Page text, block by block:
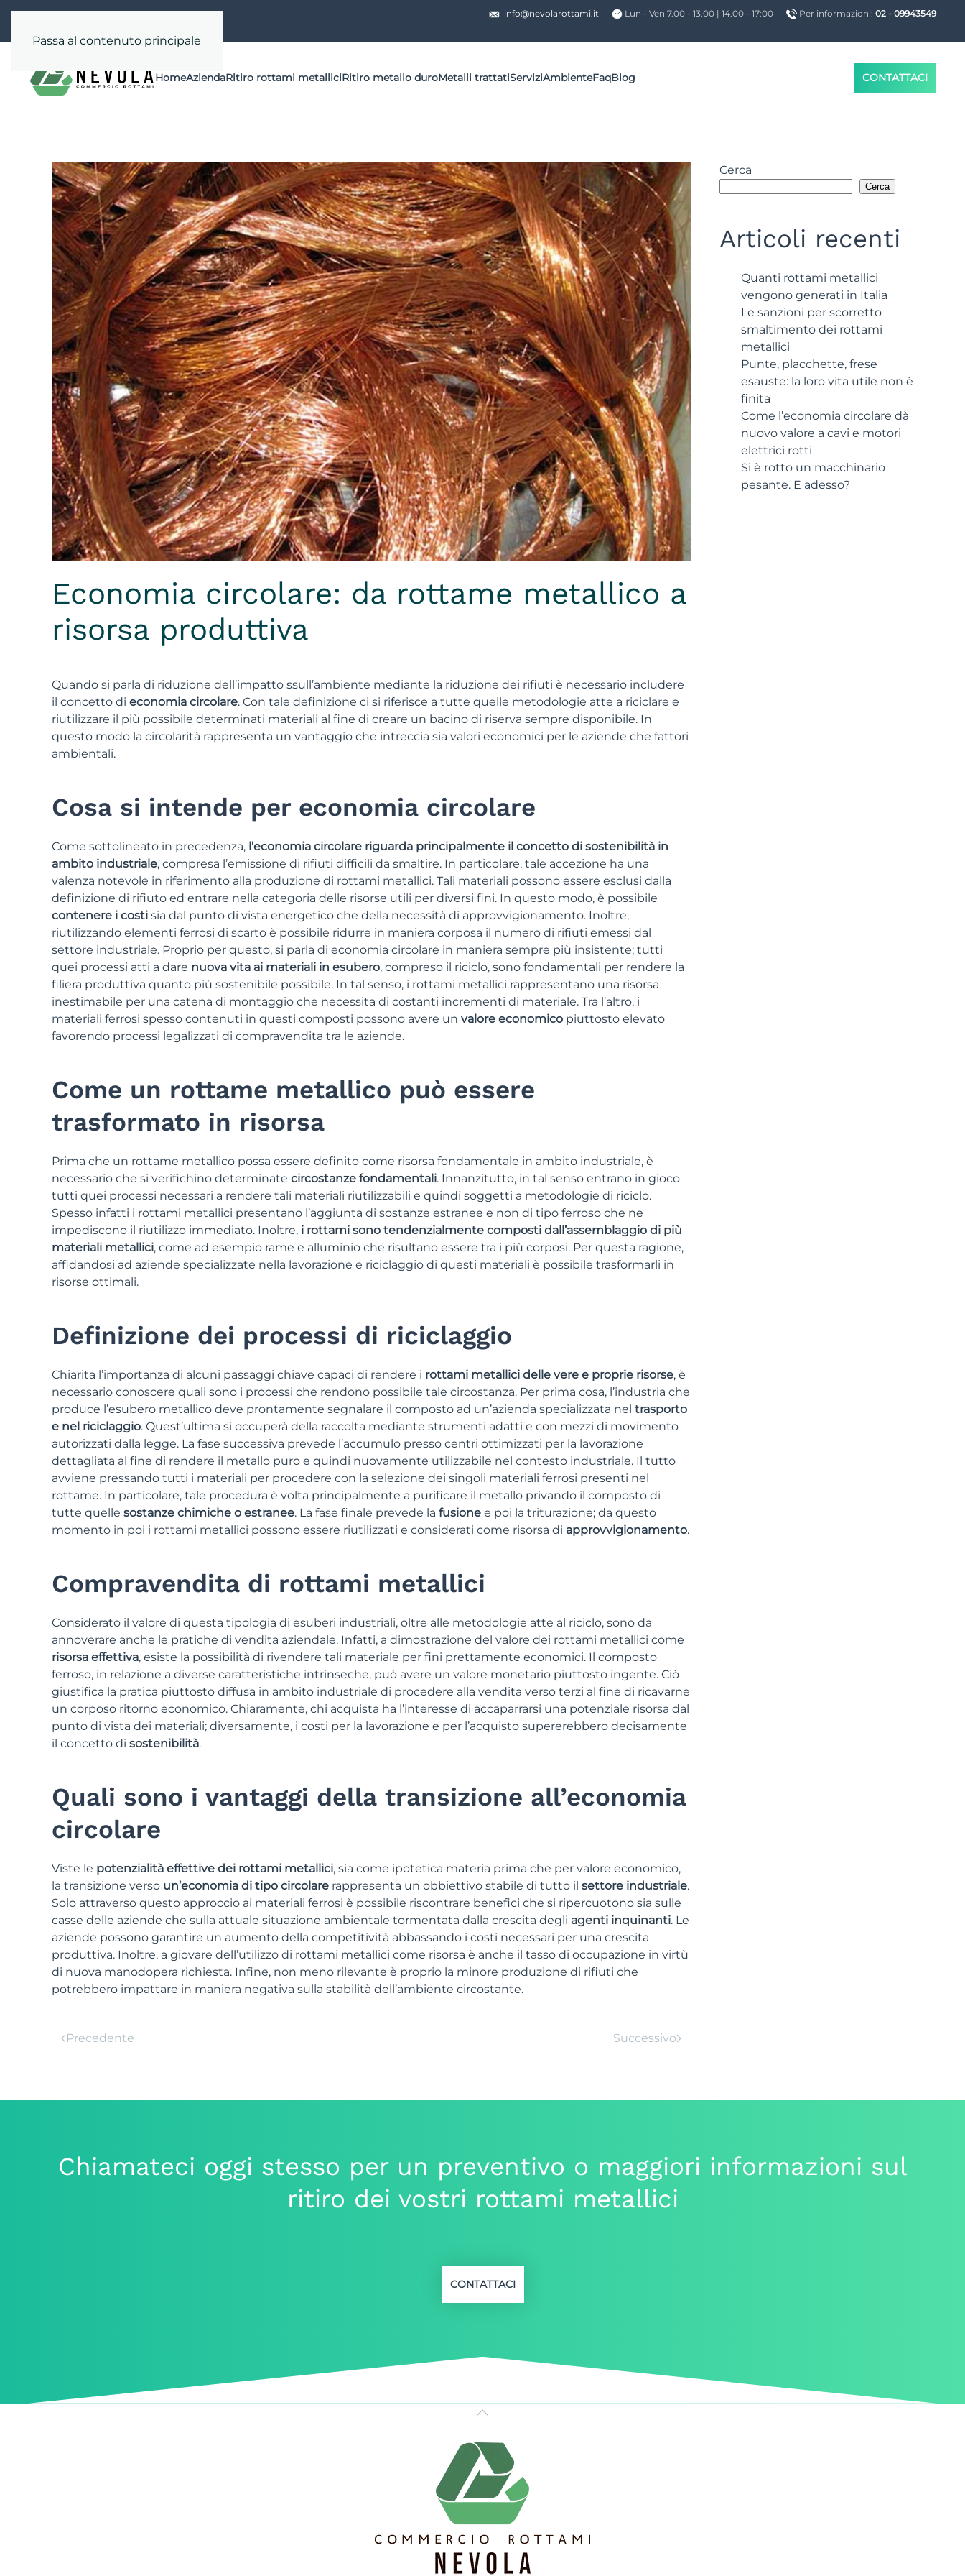
Passa al contenuto principale
info@nevolarottami.it Lun - Ven 7.00 - 13.00 | 14.00 - 17:00 Per informazioni: 02 - 09943549
HomeAziendaRitiro rottami metalliciRitiro metallo duroMetalli trattatiServiziAmbienteFaqBlog CONTATTACI
Economia circolare: da rottame metallico a
risorsa produttiva
Quando si parla di riduzione dell’impatto ssull’ambiente mediante la riduzione dei rifiuti è necessario includere
il concetto di economia circolare. Con tale definizione ci si riferisce a tutte quelle metodologie atte a riciclare e
riutilizzare il più possibile determinati materiali al fine di creare un bacino di riserva sempre disponibile. In
questo modo la circolarità rappresenta un vantaggio che intreccia sia valori economici per le aziende che fattori
ambientali.
Cosa si intende per economia circolare
Come sottolineato in precedenza, l’economia circolare riguarda principalmente il concetto di sostenibilità in
ambito industriale, compresa l’emissione di rifiuti difficili da smaltire. In particolare, tale accezione ha una
valenza notevole in riferimento alla produzione di rottami metallici. Tali materiali possono essere esclusi dalla
definizione di rifiuto ed entrare nella categoria delle risorse utili per diversi fini. In questo modo, è possibile
contenere i costi sia dal punto di vista energetico che della necessità di approvvigionamento. Inoltre,
riutilizzando elementi ferrosi di scarto è possibile ridurre in maniera corposa il numero di rifiuti emessi dal
settore industriale. Proprio per questo, si parla di economia circolare in maniera sempre più insistente; tutti
quei processi atti a dare nuova vita ai materiali in esubero, compreso il riciclo, sono fondamentali per rendere la
filiera produttiva quanto più sostenibile possibile. In tal senso, i rottami metallici rappresentano una risorsa
inestimabile per una catena di montaggio che necessita di costanti incrementi di materiale. Tra l’altro, i
materiali ferrosi spesso contenuti in questi composti possono avere un valore economico piuttosto elevato
favorendo processi legalizzati di compravendita tra le aziende.
Come un rottame metallico può essere
trasformato in risorsa
Prima che un rottame metallico possa essere definito come risorsa fondamentale in ambito industriale, è
necessario che si verifichino determinate circostanze fondamentali. Innanzitutto, in tal senso entrano in gioco
tutti quei processi necessari a rendere tali materiali riutilizzabili e quindi soggetti a metodologie di riciclo.
Spesso infatti i rottami metallici presentano l’aggiunta di sostanze estranee e non di tipo ferroso che ne
impediscono il riutilizzo immediato. Inoltre, i rottami sono tendenzialmente composti dall’assemblaggio di più
materiali metallici, come ad esempio rame e alluminio che risultano essere tra i più corposi. Per questa ragione,
affidandosi ad aziende specializzate nella lavorazione e riciclaggio di questi materiali è possibile trasformarli in
risorse ottimali.
Definizione dei processi di riciclaggio
Chiarita l’importanza di alcuni passaggi chiave capaci di rendere i rottami metallici delle vere e proprie risorse, è
necessario conoscere quali sono i processi che rendono possibile tale circostanza. Per prima cosa, l’industria che
produce l’esubero metallico deve prontamente segnalare il composto ad un’azienda specializzata nel trasporto
e nel riciclaggio. Quest’ultima si occuperà della raccolta mediante strumenti adatti e con mezzi di movimento
autorizzati dalla legge. La fase successiva prevede l’accumulo presso centri ottimizzati per la lavorazione
dettagliata al fine di rendere il metallo puro e quindi nuovamente utilizzabile nel contesto industriale. Il tutto
avviene pressando tutti i materiali per procedere con la selezione dei singoli materiali ferrosi presenti nel
rottame. In particolare, tale procedura è volta principalmente a purificare il metallo privando il composto di
tutte quelle sostanze chimiche o estranee. La fase finale prevede la fusione e poi la triturazione; da questo
momento in poi i rottami metallici possono essere riutilizzati e considerati come risorsa di approvvigionamento.
Compravendita di rottami metallici
Considerato il valore di questa tipologia di esuberi industriali, oltre alle metodologie atte al riciclo, sono da
annoverare anche le pratiche di vendita aziendale. Infatti, a dimostrazione del valore dei rottami metallici come
risorsa effettiva, esiste la possibilità di rivendere tali materiale per fini prettamente economici. Il composto
ferroso, in relazione a diverse caratteristiche intrinseche, può avere un valore monetario piuttosto ingente. Ciò
giustifica la pratica piuttosto diffusa in ambito industriale di procedere alla vendita verso terzi al fine di ricavarne
un corposo ritorno economico. Chiaramente, chi acquista ha l’interesse di accaparrarsi una potenziale risorsa dal
punto di vista dei materiali; diversamente, i costi per la lavorazione e per l’acquisto supererebbero decisamente
il concetto di sostenibilità.
Quali sono i vantaggi della transizione all’economia
circolare
Viste le potenzialità effettive dei rottami metallici, sia come ipotetica materia prima che per valore economico,
la transizione verso un’economia di tipo circolare rappresenta un obbiettivo stabile di tutto il settore industriale.
Solo attraverso questo approccio ai materiali ferrosi è possibile riscontrare benefici che si ripercuotono sia sulle
casse delle aziende che sulla attuale situazione ambientale tormentata dalla crescita degli agenti inquinanti. Le
aziende possono garantire un aumento della competitività abbassando i costi necessari per una crescita
produttiva. Inoltre, a giovare dell’utilizzo di rottami metallici come risorsa è anche il tasso di occupazione in virtù
di nuova manodopera richiesta. Infine, non meno rilevante è proprio la minore produzione di rifiuti che
potrebbero impattare in maniera negativa sulla stabilità dell’ambiente circostante.
Precedente Successivo
Cerca
Cerca
Articoli recenti
Quanti rottami metallici
vengono generati in Italia
Le sanzioni per scorretto
smaltimento dei rottami
metallici
Punte, placchette, frese
esauste: la loro vita utile non è
finita
Come l’economia circolare dà
nuovo valore a cavi e motori
elettrici rotti
Si è rotto un macchinario
pesante. E adesso?
Chiamateci oggi stesso per un preventivo o maggiori informazioni sul
ritiro dei vostri rottami metallici
CONTATTACI